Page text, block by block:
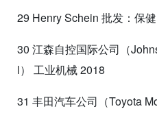
29 Henry Schein 批发：保
30 江森自控国际公司（
l） 工业机械 2018
31 丰田汽车公司（Toyota